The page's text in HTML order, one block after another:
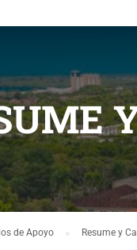
de Apoyo Resume y